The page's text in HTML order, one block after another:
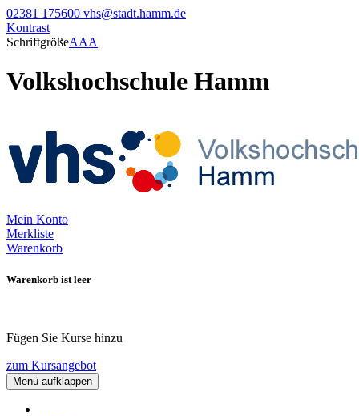
02381 175600 vhs@stadt.hamm.de
Kontrast
SchriftgrößeAAA
Volkshochschule Hamm
Mein Konto
Merkliste
Warenkorb
Warenkorb ist leer
Fügen Sie Kurse hinzu
zum Kursangebot
Menü aufklappen